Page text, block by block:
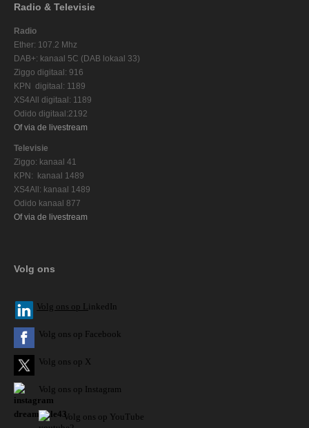
Radio & Televisie
Radio
Ether: 107.2 Mhz
DAB+: kanaal 5C (DAB lokaal 33)
Ziggo digitaal: 916
KPN digitaal: 1189
XS4All digitaal: 1189
Odido digitaal:2192
Of via de livestream
Televisie
Ziggo: kanaal 41
KPN: kanaal 1489
XS4All: kanaal 1489
Odido kanaal 877
Of via de livestream
Volg ons
Volg ons op L inkedIn
Volg ons op Facebook
Volg ons op X
Volg ons op Instagram
Volg ons op YouTube